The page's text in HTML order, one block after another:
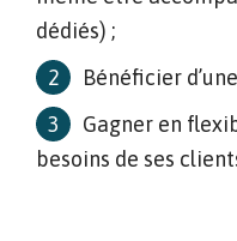
dédiés) ;
Bénéficier
Gagner en
besoins de ses